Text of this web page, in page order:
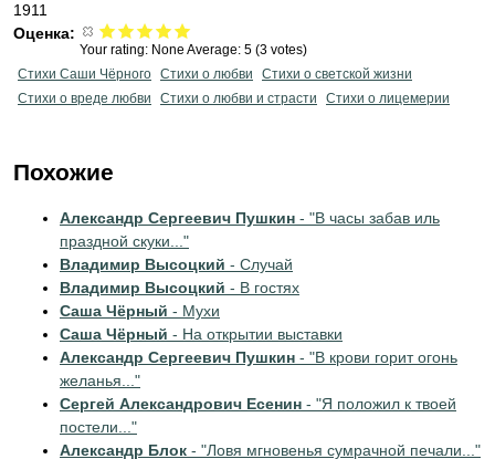
1911
Оценка:
Your rating: None Average: 5 (3 votes)
Стихи Саши Чёрного Стихи о любви
Стихи о светской жизни
Стихи о вреде любви
Стихи о любви и страсти Стихи о лицемерии
Похожие
Александр Сергеевич Пушкин - "В часы забав иль
праздной скуки..."
Владимир Высоцкий - Случай
Владимир Высоцкий - В гостях
Саша Чёрный - Мухи
Саша Чёрный - На открытии выставки
Александр Сергеевич Пушкин - "В крови горит огонь
желанья..."
Сергей Александрович Есенин - "Я положил к твоей
постели..."
Александр Блок - "Ловя мгновенья сумрачной печали..."